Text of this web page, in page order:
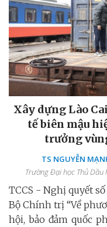
Xây dựng Lào
tế biên mậu
trưởng
TS NGUYỄN
Trường Đại học Thủ Dầu
TCCS - Nghị quyết
Bộ Chính trị “Về
hội, bảo đảm quốc